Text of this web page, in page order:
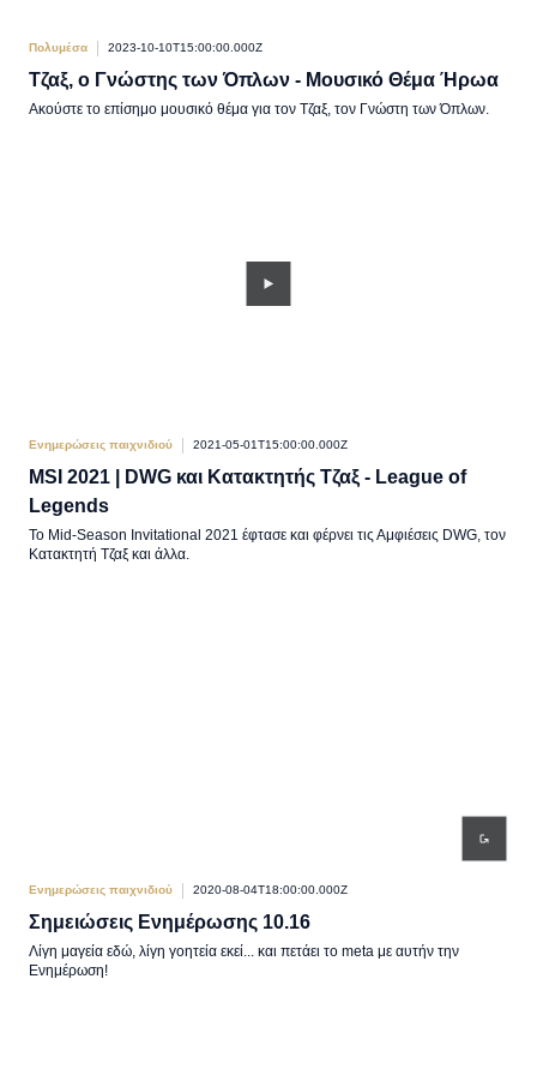
Πολυμέσα 2023-10-10T15:00:00.000Z
Τζαξ, ο Γνώστης των Όπλων - Μουσικό Θέμα Ήρωα
Ακούστε το επίσημο μουσικό θέμα για τον Τζαξ, τον Γνώστη των Όπλων.
Ενημερώσεις παιχνιδιού 2021-05-01T15:00:00.000Z
MSI 2021 | DWG και Κατακτητής Τζαξ - League of
Legends
Το Mid-Season Invitational 2021 έφτασε και φέρνει τις Αμφιέσεις DWG, τον
Κατακτητή Τζαξ και άλλα.
Ενημερώσεις παιχνιδιού 2020-08-04T18:00:00.000Z
Σημειώσεις Ενημέρωσης 10.16
Λίγη μαγεία εδώ, λίγη γοητεία εκεί... και πετάει το meta με αυτήν την
Ενημέρωση!